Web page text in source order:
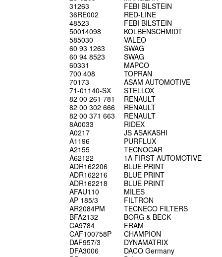
31263
FEBI BILSTEIN
36RE002
RED-LINE
48523
FEBI BILSTEIN
50014098
KOLBENSCHMIDT
585030
VALEO
60 93 1263
SWAG
60 94 8523
SWAG
60331
MAPCO
700 408
TOPRAN
70173
ASAM AUTOMOTIVE
71-01140-SX
STELLOX
82 00 261 781
RENAULT
82 00 302 666
RENAULT
82 00 371 663
RENAULT
8A0033
RIDEX
A0217
JS ASAKASHI
A1196
PURFLUX
A2155
TECNOCAR
A62122
1A FIRST AUTOMOTIVE
ADR162206
BLUE PRINT
ADR162216
BLUE PRINT
ADR162218
BLUE PRINT
AFAU110
MILES
AP 185/3
FILTRON
AR2084PM
TECNECO FILTERS
BFA2132
BORG & BECK
CA9784
FRAM
CAF100758P
CHAMPION
DAF957/3
DYNAMATRIX
DFA3006
DACO Germany